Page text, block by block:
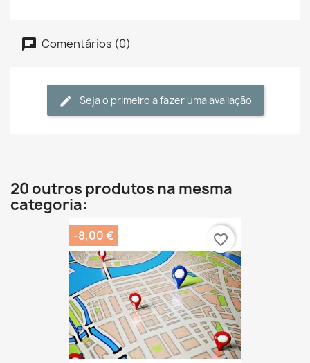
Comentários (0)
Seja o primeiro a fazer uma avaliação
20 outros produtos na mesma
categoria:
-8,00 € favorite_border